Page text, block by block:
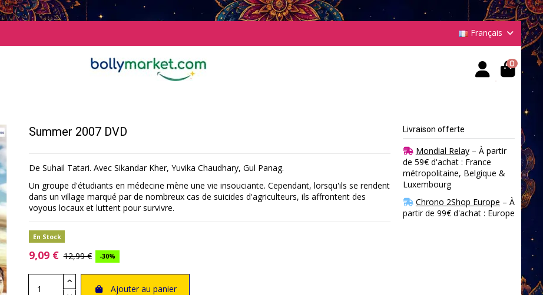
Français
0
Summer 2007 DVD
De Suhail Tatari. Avec Sikandar Kher, Yuvika Chaudhary, Gul Panag.
Un groupe d'étudiants en médecine mène une vie insouciante. Cependant, lorsqu'ils se rendent
dans un village marqué par de nombreux cas de suicides d'agriculteurs, ils affrontent des
voyous locaux et luttent pour survivre.
En Stock
9,09 € 12,99 € -30%
Ajouter au panier
Livraison offerte
Mondial Relay– À partir
de 59€ d'achat : France
métropolitaine, Belgique &
Luxembourg
Chrono 2Shop Europe – À
partir de 99€ d'achat : Europe